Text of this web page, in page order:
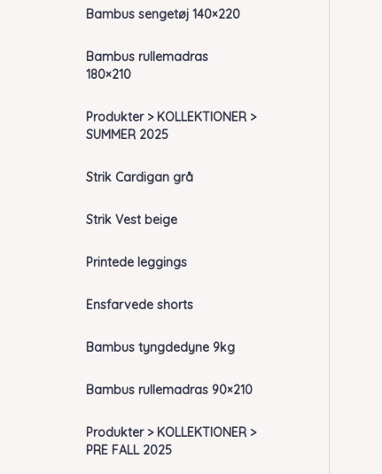
Bambus sengetøj 140×220
Bambus rullemadras
180×210
Produkter > KOLLEKTIONER >
SUMMER 2025
Strik Cardigan grå
Strik Vest beige
Printede leggings
Ensfarvede shorts
Bambus tyngdedyne 9kg
Bambus rullemadras 90×210
Produkter > KOLLEKTIONER >
PRE FALL 2025